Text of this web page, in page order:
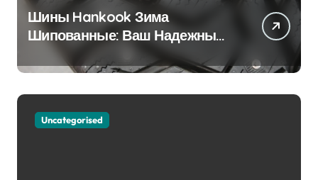
Шины Hankook Зима
Шипованные: Ваш Надежный
Партнёр на Снежных Дорогах
Uncategorised